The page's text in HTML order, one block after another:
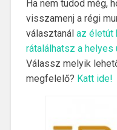
Ha nem tudod még,
visszamenj a régi
választanál az életút
rátalálhatsz a helyes
Válassz melyik
megfelelő? Katt ide!